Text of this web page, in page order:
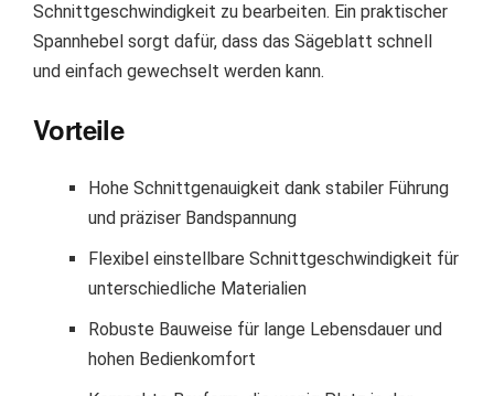
Schnittgeschwindigkeit zu bearbeiten. Ein praktischer
Spannhebel sorgt dafür, dass das Sägeblatt schnell
und einfach gewechselt werden kann.
Vorteile
Hohe Schnittgenauigkeit dank stabiler Führung
und präziser Bandspannung
Flexibel einstellbare Schnittgeschwindigkeit für
unterschiedliche Materialien
Robuste Bauweise für lange Lebensdauer und
hohen Bedienkomfort